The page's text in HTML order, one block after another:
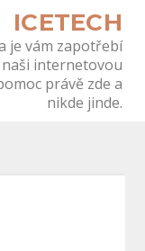
ICETECH
je vám zapotřebí
internetovou
právě zde a
nikde jinde.